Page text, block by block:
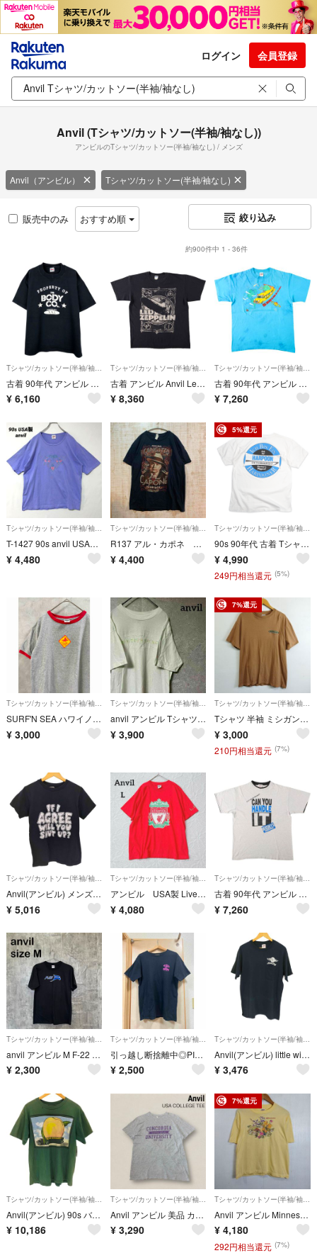
ログイン 会員登録
Anvil (Tシャツ/カットソー(半袖/袖なし))
アンビルのTシャツ/カットソー(半袖/袖なし) / メンズ
Anvil（アンビル） Tシャツ/カットソー(半袖/袖なし)
販売中のみ おすすめ順 絞り込み
約900件中 1 - 36件
Tシャツ/カットソー(半袖/袖なし)
古着 90年代 アンビル Anvil THE BODY CO. アドバタイジングTシャツ USA製 メンズXL相当 ヴィンテージ/eaa658739
¥ 6,160
Tシャツ/カットソー(半袖/袖なし)
古着 アンビル Anvil Led Zeppelin レッドツェッペリン バンドTシャツ バンT メンズL相当/eaa660438
¥ 8,360
Tシャツ/カットソー(半袖/袖なし)
古着 90年代 アンビル Anvil プリントTシャツ USA製 メンズL相当 ヴィンテージ/eaa664368
¥ 7,260
Tシャツ/カットソー(半袖/袖なし)
T-1427 90s anvil USA製 FLORIDA刺繍Tシャツ半袖XL
¥ 4,480
Tシャツ/カットソー(半袖/袖なし)
R137 アル・カポネ グラフィックTシャツ
¥ 4,400
5%還元
Tシャツ/カットソー(半袖/袖なし)
90s 90年代 古着 Tシャツ ホワイト XL シングルステッチ anvil ヴィンテージ VINTAGE 【u1099】
¥ 4,990
249円相当還元 (5%)
Tシャツ/カットソー(半袖/袖なし)
SURF'N SEA ハワイノースショア Tシャツ Sサイズ
¥ 3,000
Tシャツ/カットソー(半袖/袖なし)
anvil アンビル Tシャツ 半袖 ペンシルベニア州 ゲティスバーグ L
¥ 3,900
7%還元
Tシャツ/カットソー(半袖/袖なし)
Tシャツ 半袖 ミシガン大学 MICHIGAN ワンポイント ロゴ 刺繡 クルーネック コットン Anvil アンビル USA製 古着 VINTAGE ブラウン L G745
¥ 3,000
210円相当還元 (7%)
Tシャツ/カットソー(半袖/袖なし)
Anvil(アンビル) メンズ トップス Tシャツ・カットソー
¥ 5,016
Tシャツ/カットソー(半袖/袖なし)
アンビル USA製 Liverpool リヴァプール Tシャツ 赤 半袖 L
¥ 4,080
Tシャツ/カットソー(半袖/袖なし)
古着 90年代 アンビル Anvil Hershey's アドバタイジングTシャツ USA製 メンズXL相当 ヴィンテージ/eaa656384
¥ 7,260
anvil アンビル M F-22 戦闘機 ミリタリー Tシャツ ブラック 黒 USA古着 エアフォース 空軍 飛行機 プリント
¥ 2,300
引っ越し断捨離中◎PIZZA OF DEATH RECORDS（ピザ・オブ・デス・レコーズ）Tシャツ
¥ 2,500
Anvil(アンビル) little wing プリントポケットTシャツ メンズ
¥ 3,476
Tシャツ/カットソー(半袖/袖なし)
Anvil(アンビル) 90s バンドプリント クルーネック 半袖 Tシャツ
¥ 10,186
Tシャツ/カットソー(半袖/袖なし)
Anvil アンビル 美品 カレッジTシャツ S~M 半袖 カットソー 2枚タグ 杢グレー VINTAGE ビンテージ USA古着
¥ 3,290
7%還元
Tシャツ/カットソー(半袖/袖なし)
Anvil アンビル Minnesota 刺繍 花 フラワー USA製 コットン シングルステッチ 古着 VINTAGE イエロー系 M C693
¥ 4,180
292円相当還元 (7%)